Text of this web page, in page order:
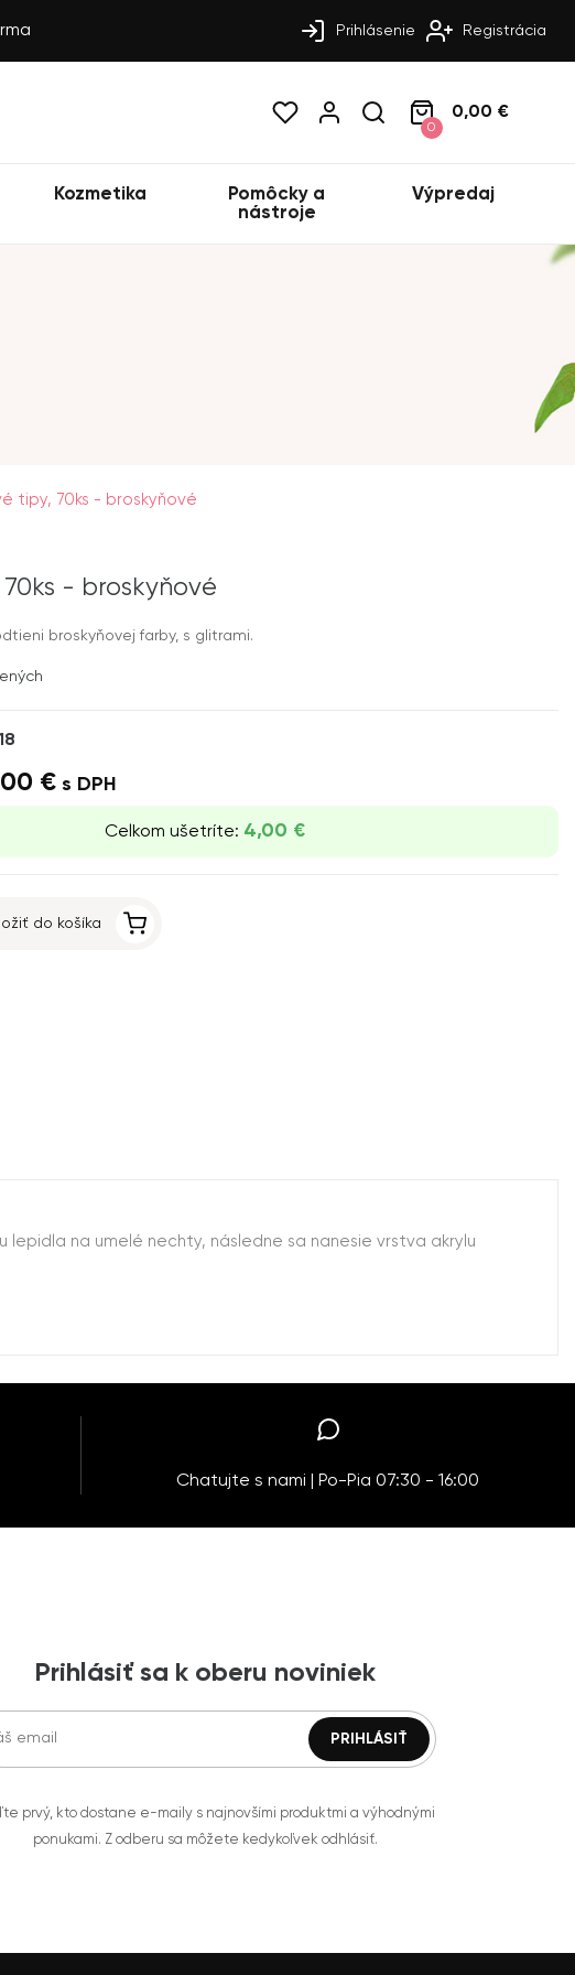
Prihlásenie Registrácia
0
0,00 €
Kozmetika
Pomôcky a
nástroje
Výpredaj
tipy, 70ks - broskyňové
- broskyňové
broskyňovej farby, s glitrami.
€ s DPH
Celkom ušetríte: 4,00 €
do košíka
na umelé nechty, následne sa nanesie vrstva akrylu
Chatujte s nami | Po-Pia 07:30 - 16:00
Prihlásiť sa k oberu noviniek
prvý, kto dostane e-maily s najnovšími produktmi a výhodnými
ponukami. Z odberu sa môžete kedykoľvek odhlásiť.